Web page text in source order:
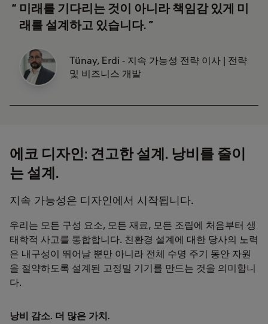
미래를 기다리는 것이 아니라 책임감 있게 미
래를 설계하고 있습니다.
Tünay, Erdi - 지속 가능성 전략 이사 | 전략
및 비즈니스 개발
에코 디자인: 견고한 설계. 낭비를 줄이
는 설계.
지속 가능성은 디자인에서 시작됩니다.
우리는 모든 구성 요소, 모든 재료, 모든 조립에 처음부터 생
태학적 사고를 통합합니다. 친환경 설계에 대한 당사의 노력
은 내구성이 뛰어날 뿐만 아니라 전체 수명 주기 동안 자원
을 절약하도록 설계된 고정밀 기기를 만드는 것을 의미합니
다.
낭비 감소. 더 많은 가치.